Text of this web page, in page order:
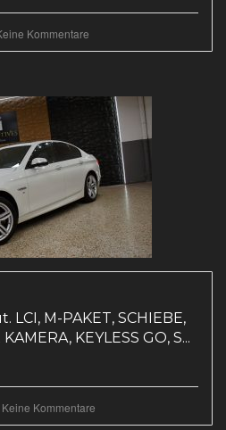
Kommentare
LCI, M-PAKET, SCHIEBE,
KEYLESS GO, S...
Keine Kommentare